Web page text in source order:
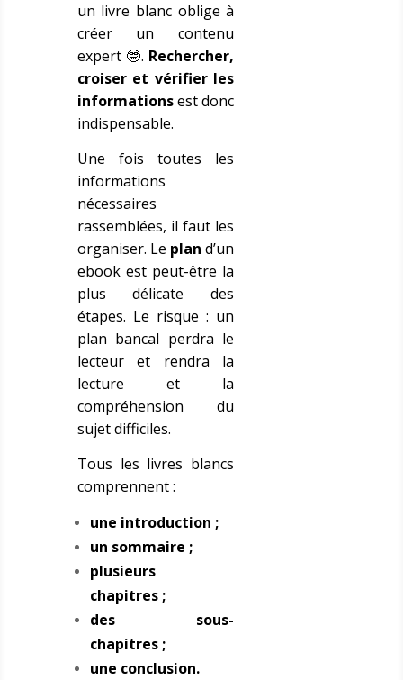
un livre blanc oblige à
créer un contenu
expert 🤓. Rechercher,
croiser et vérifier les
informationsest donc
indispensable.
Une fois toutes les
informations
nécessaires
rassemblées, il faut les
organiser. Le plan d’un
ebook est peut-être la
plus délicate des
étapes. Le risque : un
plan bancal perdra le
lecteur et rendra la
lecture et la
compréhension du
sujet difficiles.
Tous les livres blancs
comprennent :
une introduction ;
un sommaire ;
plusieurs
chapitres ;
des sous-
chapitres ;
une conclusion.